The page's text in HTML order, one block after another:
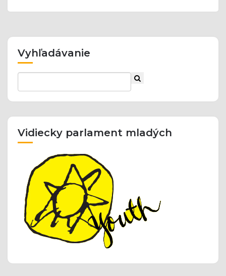
Vyhľadávanie
Vidiecky parlament mladých